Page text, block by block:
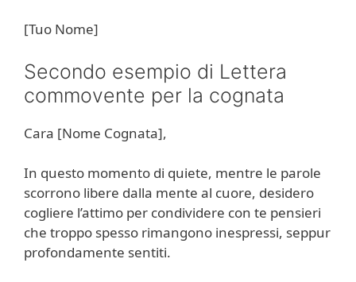
[Tuo Nome]
Secondo esempio di Lettera
commovente per la cognata
Cara [Nome Cognata],
In questo momento di quiete, mentre le parole
scorrono libere dalla mente al cuore, desidero
cogliere l’attimo per condividere con te pensieri
che troppo spesso rimangono inespressi, seppur
profondamente sentiti.